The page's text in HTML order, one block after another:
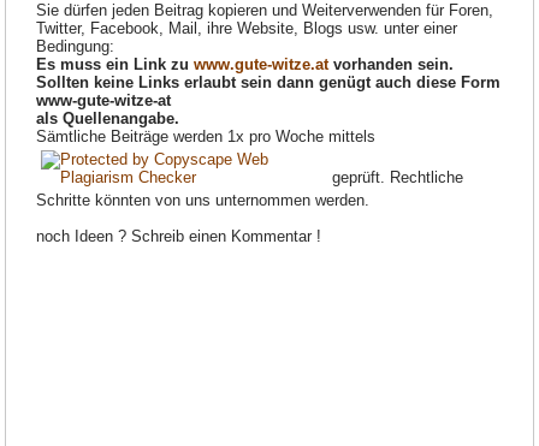
Sie dürfen jeden Beitrag kopieren und Weiterverwenden für Foren,
Twitter, Facebook, Mail, ihre Website, Blogs usw. unter einer
Bedingung:
Es muss ein Link zuwww.gute-witze.atvorhanden sein.
Sollten keine Links erlaubt sein dann genügt auch diese Form
www-gute-witze-at
als Quellenangabe.
Sämtliche Beiträge werden 1x pro Woche mittels
geprüft. Rechtliche
Schritte könnten von uns unternommen werden.
noch Ideen ? Schreib einen Kommentar !